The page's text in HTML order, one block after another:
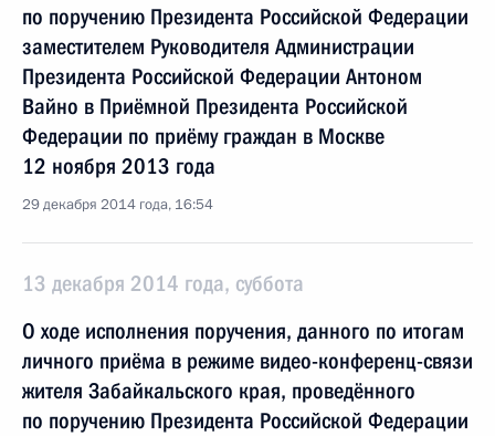
по поручению Президента Российской Федерации
заместителем Руководителя Администрации
Президента Российской Федерации Антоном
Вайно в Приёмной Президента Российской
Федерации по приёму граждан в Москве
12 ноября 2013 года
29 декабря 2014 года, 16:54
13 декабря 2014 года, суббота
О ходе исполнения поручения, данного по итогам
личного приёма в режиме видео-конференц-связи
жителя Забайкальского края, проведённого
по поручению Президента Российской Федерации